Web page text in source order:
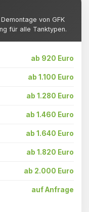
von GFK
für alle Tanktypen.
ab 920 Euro
ab 1.100 Euro
ab 1.280 Euro
ab 1.460 Euro
ab 1.640 Euro
ab 1.820 Euro
ab 2.000 Euro
auf Anfrage